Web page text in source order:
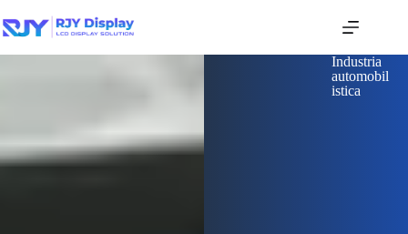
Industria
automobil
istica